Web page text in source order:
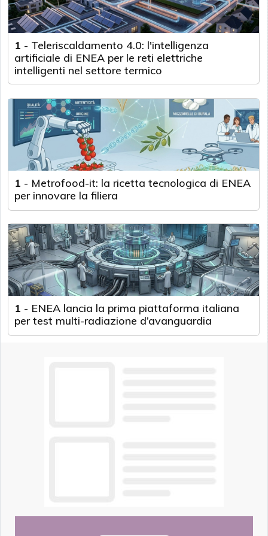
1 - Teleriscaldamento 4.0: l'intelligenza
artificiale di ENEA per le reti elettriche
intelligenti nel settore termico
1 - Metrofood-it: la ricetta tecnologica di ENEA
per innovare la filiera
1 - ENEA lancia la prima piattaforma italiana
per test multi-radiazione d’avanguardia